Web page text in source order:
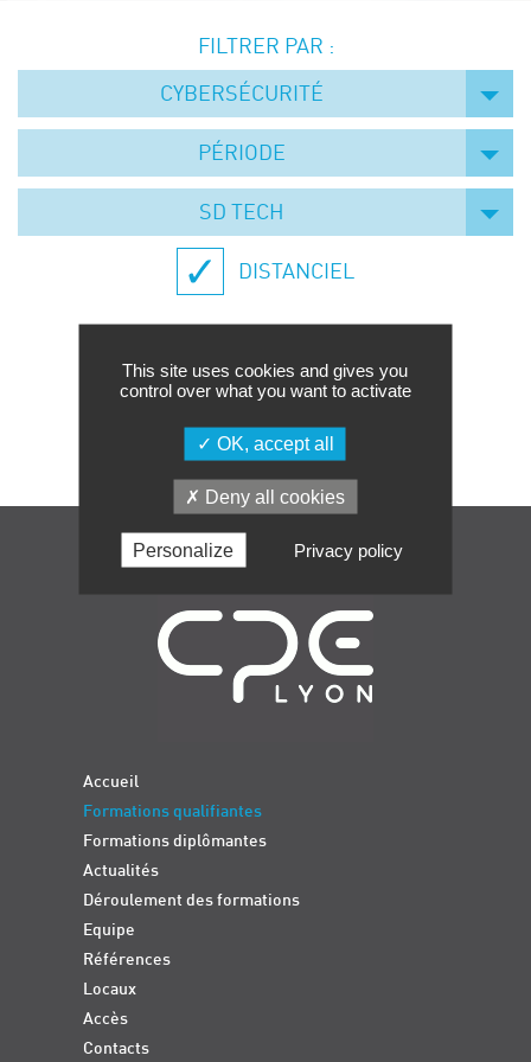
Symposium on Chain Transfer Catalysis for
sustainability – September 15 and 16, 2026
FRENCH-CHINESE CONFERENCE ON GREEN
Contacts
FILTRER PAR :
CYBERSÉCURITÉ
PÉRIODE
SD TECH
DISTANCIEL
Navigation
Accueil
Formations qualifiantes
Formations diplômantes
Actualités
Déroulement des formations
Equipe
Références
Locaux
Accès
Contacts
This site uses cookies and gives you
control over what you want to activate
OK, accept all
Deny all cookies
Personalize Privacy policy